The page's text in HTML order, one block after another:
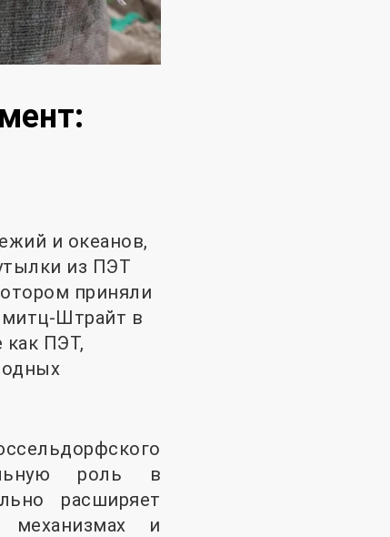
и океанов,
из ПЭТ
приняли
Штрайт в
как ПЭТ,
роль в
расширяет
и